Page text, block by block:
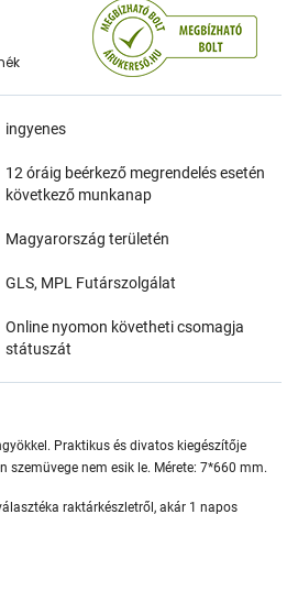
ingyenes
12 óráig beérkező megrendelés esetén
következő munkanap
Magyarország területén
GLS, MPL Futárszolgálat
Online nyomon követheti csomagja
státuszát
Praktikus és divatos kiegészítője
szemüvege nem esik le. Mérete: 7*660 mm.
raktárkészletről, akár 1 napos